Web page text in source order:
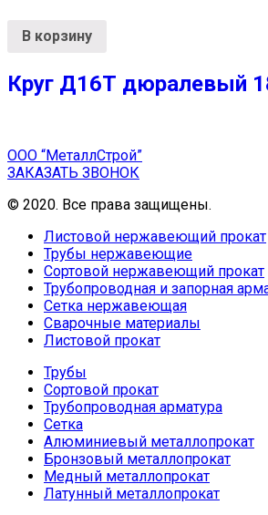
В корзину
Круг Д16Т дюралевый
ООО “МеталлСтрой”
ЗАКАЗАТЬ ЗВОНОК
© 2020. Все права защищены.
Листовой нержавеющий прокат
Трубы нержавеющие
Сортовой нержавеющий прокат
Трубопроводная и запорная
Сетка нержавеющая
Сварочные материалы
Листовой прокат
Трубы
Сортовой прокат
Трубопроводная арматура
Сетка
Алюминиевый металлопрокат
Бронзовый металлопрокат
Медный металлопрокат
Латунный металлопрокат